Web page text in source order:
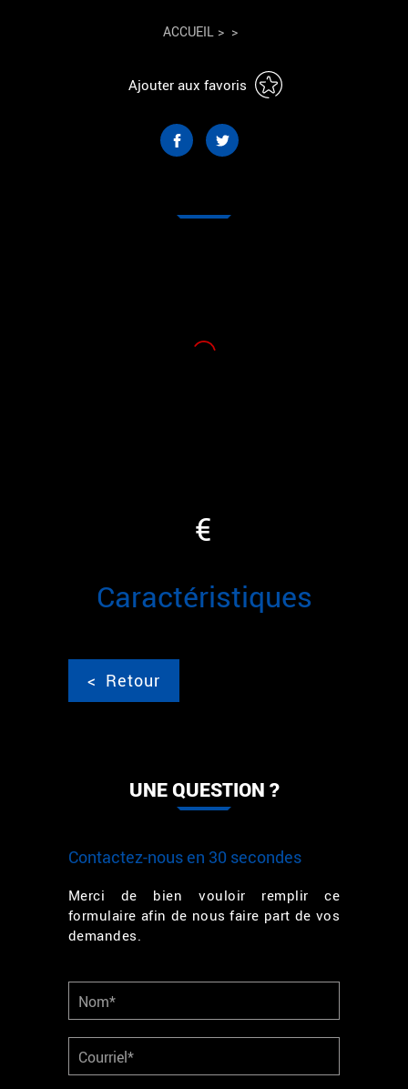
ACCUEIL > >
Ajouter aux favoris
€
caractéristiques
< Retour
UNE QUESTION ?
Contactez-nous en 30 secondes
Merci de bien vouloir remplir ce
formulaire afin de nous faire part de vos
demandes.